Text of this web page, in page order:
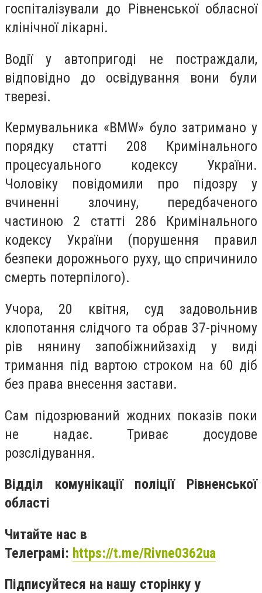
госпіталізували до Рівненської обласної
клінічної лікарні.
Водії у автопригоді не постраждали,
відповідно до освідування вони були
тверезі.
Кермувальника «BMW» було затримано у
порядку статті 208 Кримінального
процесуального кодексу України.
Чоловіку повідомили про підозру у
вчиненні злочину, передбаченого
частиною 2 статті 286 Кримінального
кодексу України (порушення правил
безпеки дорожнього руху, що спричинило
смерть потерпілого).
Учора, 20 квітня, суд задовольнив
клопотання слідчого та обрав 37-річному
рів нянину запобіжнийзахід у виді
тримання під вартою строком на 60 діб
без права внесення застави.
Сам підозрюваний жодних показів поки
не надає. Триває досудове
розслідування.
Відділ комунікації поліції Рівненської
області
Читайте нас в
Телеграмі: https://t.me/Rivne0362ua
Підписуйтеся на нашу сторінку у